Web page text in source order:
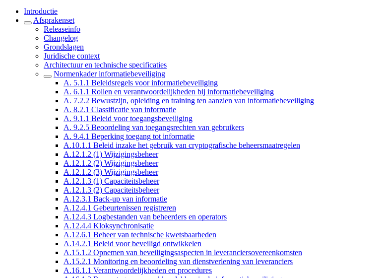
Introductie
Afsprakenset
Releaseinfo
Changelog
Grondslagen
Juridische context
Architectuur en technische specificaties
Normenkader informatiebeveiliging
A. 5.1.1 Beleidsregels voor informatiebeveiliging
A. 6.1.1 Rollen en verantwoordelijkheden bij informatiebeveiliging
A. 7.2.2 Bewustzijn, opleiding en training ten aanzien van informatiebeveiliging
A. 8.2.1 Classificatie van informatie
A. 9.1.1 Beleid voor toegangsbeveiliging
A. 9.2.5 Beoordeling van toegangsrechten van gebruikers
A. 9.4.1 Beperking toegang tot informatie
A.10.1.1 Beleid inzake het gebruik van cryptografische beheersmaatregelen
A.12.1.2 (1) Wijzigingsbeheer
A.12.1.2 (2) Wijzigingsbeheer
A.12.1.2 (3) Wijzigingsbeheer
A.12.1.3 (1) Capaciteitsbeheer
A.12.1.3 (2) Capaciteitsbeheer
A.12.3.1 Back-up van informatie
A.12.4.1 Gebeurtenissen registreren
A.12.4.3 Logbestanden van beheerders en operators
A.12.4.4 Kloksynchronisatie
A.12.6.1 Beheer van technische kwetsbaarheden
A.14.2.1 Beleid voor beveiligd ontwikkelen
A.15.1.2 Opnemen van beveiligingsaspecten in leveranciersovereenkomsten
A.15.2.1 Monitoring en beoordeling van dienstverlening van leveranciers
A.16.1.1 Verantwoordelijkheden en procedures